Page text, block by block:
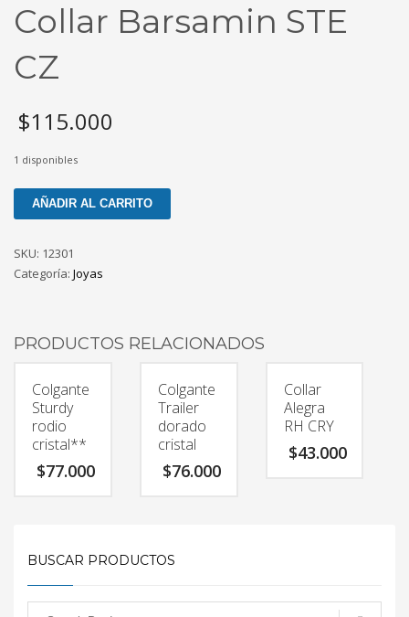
Collar Barsamin STE
CZ
$115.000
1 disponibles
Collar
Barsamin
CZ
cantidad
AÑADIR AL CARRITO
SKU: 12301
Categoría: Joyas
PRODUCTOS RELACIONADOS
Colgante
Sturdy
rodio
cristal**
$77.000
Colgante
Trailer
dorado
cristal
$76.000
Collar
Alegra
RH CRY
$43.000
BUSCAR PRODUCTOS